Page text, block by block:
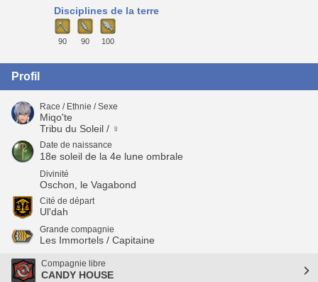
Disciplines de la terre
90 90 100
Profil
Race / Ethnie / Sexe
Miqo'te
Tribu du Soleil / ♀
Date de naissance
18e soleil de la 4e lune ombrale
Divinité
Oschon, le Vagabond
Cité de départ
Ul'dah
Grande compagnie
Les Immortels / Capitaine
Compagnie libre
CANDY HOUSE